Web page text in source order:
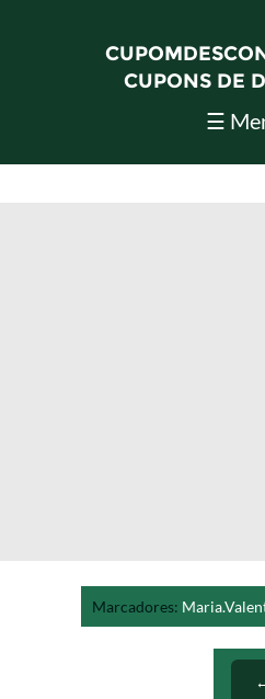
CUPONS DE
☰
Marcadores: